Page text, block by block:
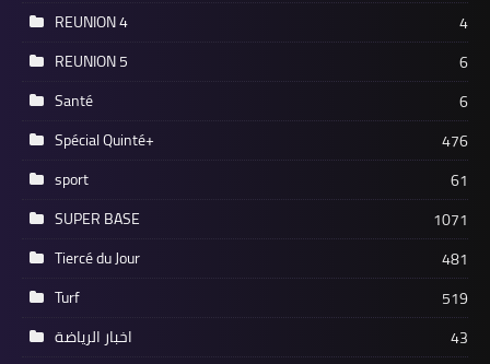
REUNION 4
4
REUNION 5
6
Santé
6
Spécial Quinté+
476
sport
61
SUPER BASE
1071
Tiercé du Jour
481
Turf
519
اخبار الرياضة
43